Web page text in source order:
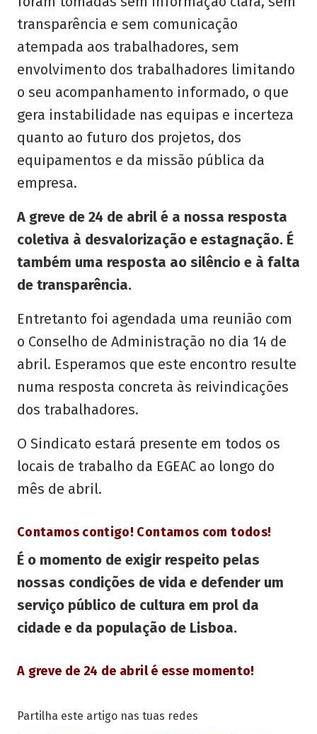
transparência e sem comunicação
atempada aos trabalhadores, sem
envolvimento dos trabalhadores limitando
o seu acompanhamento informado, o que
gera instabilidade nas equipas e incerteza
quanto ao futuro dos projetos, dos
equipamentos e da missão pública da
empresa.
A greve de 24 de abril é a nossa resposta
coletiva à desvalorização e estagnação. É
também uma resposta ao silêncio e à falta
de transparência.
Entretanto foi agendada uma reunião com
o Conselho de Administração no dia 14 de
abril. Esperamos que este encontro resulte
numa resposta concreta às reivindicações
dos trabalhadores.
O Sindicato estará presente em todos os
locais de trabalho da EGEAC ao longo do
mês de abril.
Contamos contigo! Contamos com todos!
É o momento de exigir respeito pelas
nossas condições de vida e defender um
serviço público de cultura em prol da
cidade e da população de Lisboa.
A greve de 24 de abril é esse momento!
Partilha este artigo nas tuas redes